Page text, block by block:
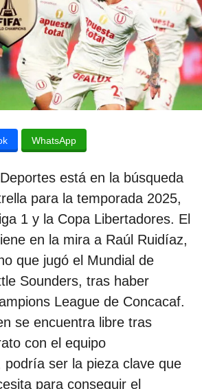
s
d
e
l
a
p
u
i
ó
WhatsApp
está en la búsqueda
para la temporada 2025,
1 y la Copa Libertadores. El
en la mira a Raúl Ruidíaz,
que jugó el Mundial de
Sounders, tras haber
League de Concacaf.
se encuentra libre tras
con el equipo
podría ser la pieza clave que
para conseguir el